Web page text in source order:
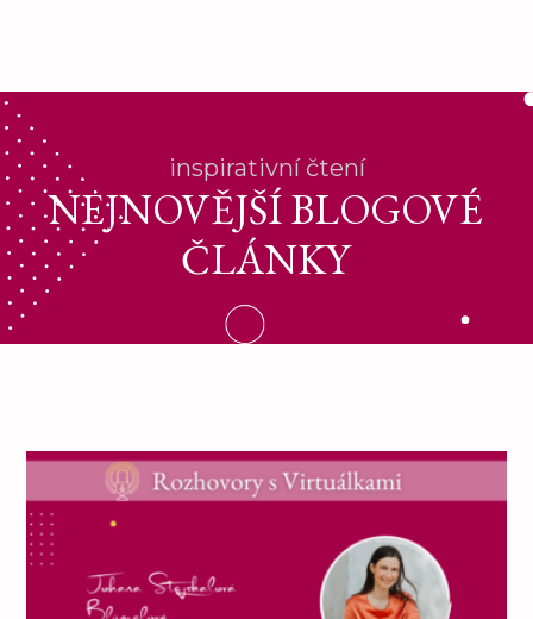
inspirativní čtení
NEJNOVĚJŠÍ BLOGOVÉ
ČLÁNKY